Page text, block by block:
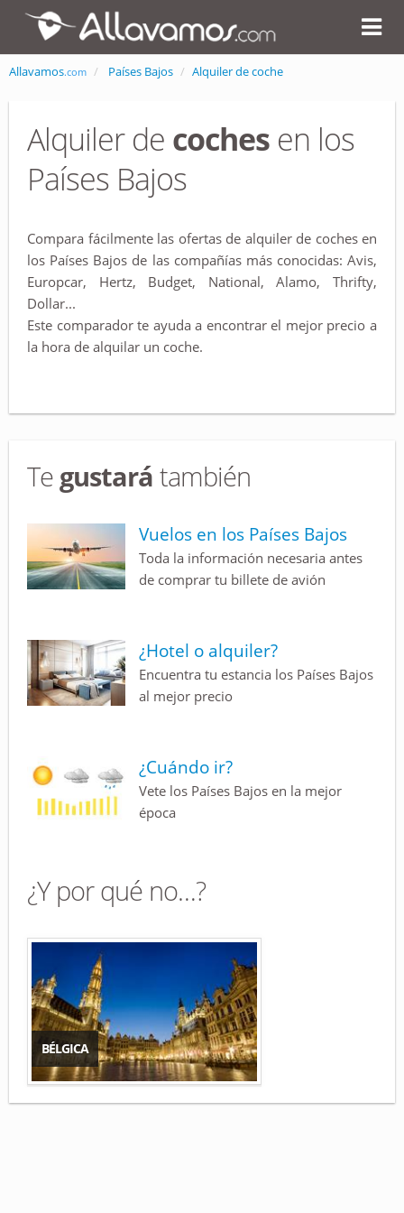
Allavamos.com Países Bajos Alquiler de coche
Alquiler de coches en los
Países Bajos
Compara fácilmente las ofertas de alquiler de coches en
los Países Bajos de las compañías más conocidas: Avis,
Europcar, Hertz, Budget, National, Alamo, Thrifty,
Dollar...
Este comparador te ayuda a encontrar el mejor precio a
la hora de alquilar un coche.
Te gustará también
Vuelos en los Países Bajos
Toda la información necesaria antes
de comprar tu billete de avión
¿Hotel o alquiler?
Encuentra tu estancia los Países Bajos
al mejor precio
¿Cuándo ir?
Vete los Países Bajos en la mejor
época
¿Y por qué no…?
BÉLGICA